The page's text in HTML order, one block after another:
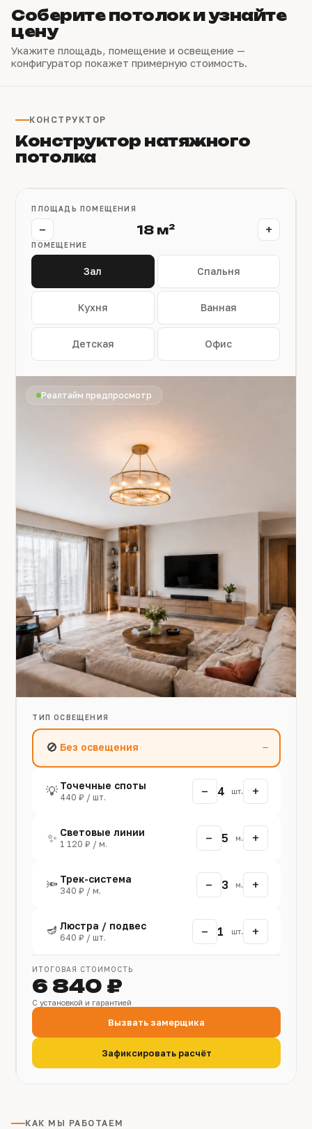
Соберите потолок и узнайте
цену
Укажите площадь, помещение и освещение —
конфигуратор покажет примерную стоимость.
КОНСТРУКТОР
Конструктор натяжного
потолка
ПЛОЩАДЬ ПОМЕЩЕНИЯ
− 18 м² +
ПОМЕЩЕНИЕ
Зал Спальня
Кухня Ванная
Детская Офис
Реалтайм предпросмотр
ТИП ОСВЕЩЕНИЯ
🚫 Без освещения —
💡 Точечные споты
440 ₽ / шт. − 4 шт. +
✨ Световые линии
1 120 ₽ / м. − 5 м. +
🔦 Трек-система
340 ₽ / м. − 3 м. +
🪔 Люстра / подвес
640 ₽ / шт. − 1 шт. +
ИТОГОВАЯ СТОИМОСТЬ
6 840 ₽
С установкой и гарантией
Вызвать замерщика
Зафиксировать расчёт
КАК МЫ РАБОТАЕМ